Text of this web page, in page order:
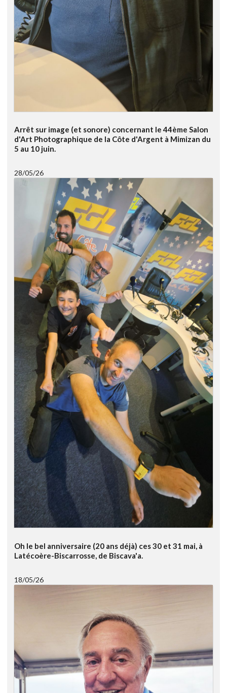
Arrêt sur image (et sonore) concernant le 44ème Salon
d'Art Photographique de la Côte d'Argent à Mimizan du
5 au 10 juin.
28/05/26
Oh le bel anniversaire (20 ans déjà) ces 30 et 31 mai, à
Latécoère-Biscarrosse, de Biscava'a.
18/05/26